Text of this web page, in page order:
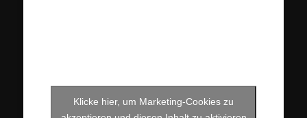
Klicke hier, um Marketing-Cookies zu